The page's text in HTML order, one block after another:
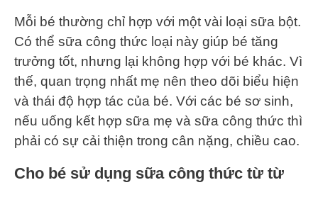
Mỗi bé thường chỉ hợp với một vài loại sữa bột.
Có thể sữa công thức loại này giúp bé tăng
trưởng tốt, nhưng lại không hợp với bé khác. Vì
thế, quan trọng nhất mẹ nên theo dõi biểu hiện
và thái độ hợp tác của bé. Với các bé sơ sinh,
nếu uống kết hợp sữa mẹ và sữa công thức thì
phải có sự cải thiện trong cân nặng, chiều cao.
Cho bé sử dụng sữa công thức từ từ